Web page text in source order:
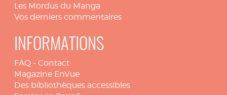
Les Mordus du Manga
Vos derniers commentaires
INFORMATIONS
FAQ - Contact
Magazine EnVue
Des bibliothèques accessibles